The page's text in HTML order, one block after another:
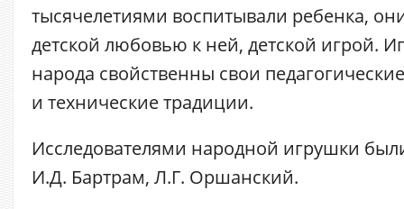
тысячелетиями воспитывали ребенка,
детской любовью к ней, детской игрой.
народа свойственны свои
и технические традиции.
Исследователями народной игрушки
И.Д. Бартрам, Л.Г. Оршанский.